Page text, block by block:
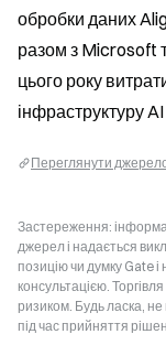
обробки даних
разом з Microsoft
цього року
інфраструктуру
Переглянути
Застереження:
джерел і надається
позицію чи думку Gate
консультацією.
ризиком. Будь ласка, не
під час прийняття